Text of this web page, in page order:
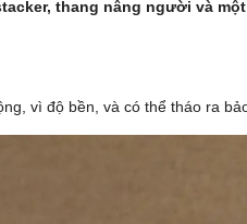
thang nâng người và
vì độ bền, và có thể tháo ra